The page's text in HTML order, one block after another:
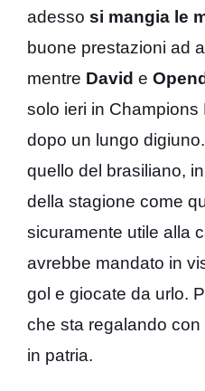
adesso si mangia le
buone prestazioni ad
mentre David e
solo ieri in
dopo un lungo
quello del brasiliano,
della stagione come
sicuramente utile alla
avrebbe mandato in
gol e giocate da urlo.
che sta regalando
in patria.